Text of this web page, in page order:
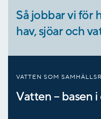
Så jobbar vi för
hav, sjöar och
VATTEN SOM
Vatten – basen